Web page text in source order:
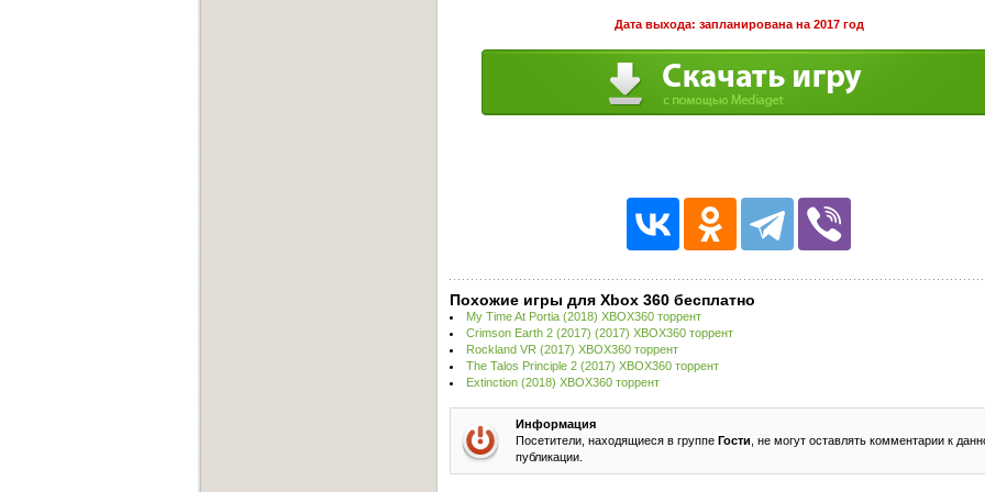
Дата выхода: запланирована на 2017 год
Похожие игры для Xbox 360 бесплатно
My Time At Portia (2018) XBOX360 торрент
Crimson Earth 2 (2017) (2017) XBOX360 торрент
Rockland VR (2017) XBOX360 торрент
The Talos Principle 2 (2017) XBOX360 торрент
Extinction (2018) XBOX360 торрент
Информация
Посетители, находящиеся в группе Гости , не могут оставлять комментарии к
публикации.